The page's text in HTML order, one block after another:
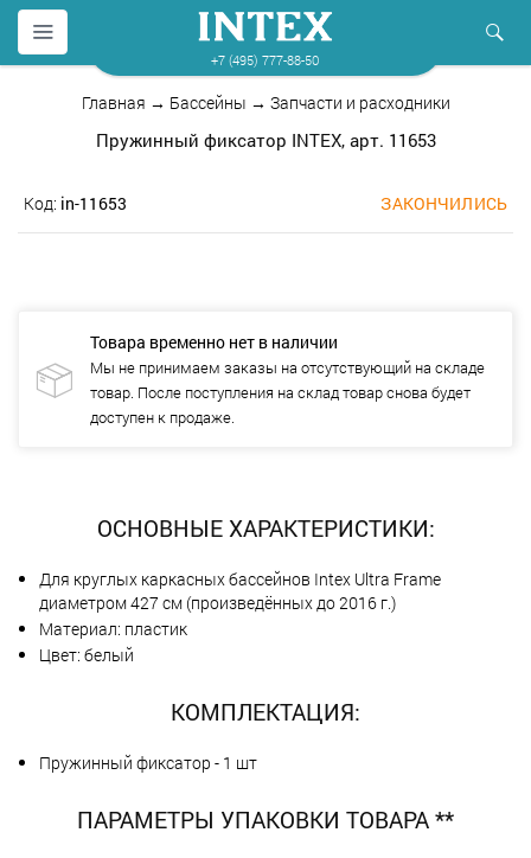
+7 (495) 777-88-50
Главная → Бассейны → Запчасти и расходники
Пружинный фиксатор INTEX, арт. 11653
Код: in-11653 ЗАКОНЧИЛИСЬ
Товара временно нет в наличии
Мы не принимаем заказы на отсутствующий на складе
товар. После поступления на склад товар снова будет
доступен к продаже.
ОСНОВНЫЕ ХАРАКТЕРИСТИКИ:
Для круглых каркасных бассейнов Intex Ultra Frame
диаметром 427 см (произведённых до 2016 г.)
Материал: пластик
Цвет: белый
КОМПЛЕКТАЦИЯ:
Пружинный фиксатор - 1 шт
ПАРАМЕТРЫ УПАКОВКИ ТОВАРА **